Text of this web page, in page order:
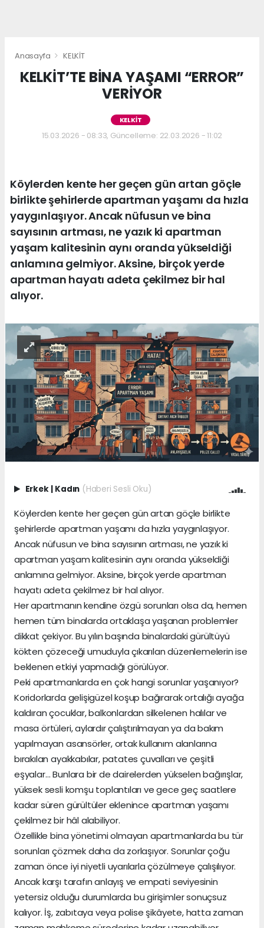
Anasayfa KELKİT
KELKİT’TE BİNA YAŞAMI “ERROR”
VERİYOR
KELKİT
15.03.2026 - 08:33, Güncelleme: 22.03.2026 - 11:02
Köylerden kente her geçen gün artan göçle
birlikte şehirlerde apartman yaşamı da hızla
yaygınlaşıyor. Ancak nüfusun ve bina
sayısının artması, ne yazık ki apartman
yaşam kalitesinin aynı oranda yükseldiği
anlamına gelmiyor. Aksine, birçok yerde
apartman hayatı adeta çekilmez bir hal
alıyor.
Erkek Kadın (Haberi Sesli Oku)
Köylerden kente her geçen gün artan göçle birlikte
şehirlerde apartman yaşamı da hızla yaygınlaşıyor.
Ancak nüfusun ve bina sayısının artması, ne yazık ki
apartman yaşam kalitesinin aynı oranda yükseldiği
anlamına gelmiyor. Aksine, birçok yerde apartman
hayatı adeta çekilmez bir hal alıyor.
Her apartmanın kendine özgü sorunları olsa da, hemen
hemen tüm binalarda ortaklaşa yaşanan problemler
dikkat çekiyor. Bu yılın başında binalardaki gürültüyü
kökten çözeceği umuduyla çıkarılan düzenlemelerin ise
beklenen etkiyi yapmadığı görülüyor.
Peki apartmanlarda en çok hangi sorunlar yaşanıyor?
Koridorlarda gelişigüzel koşup bağırarak ortalığı ayağa
kaldıran çocuklar, balkonlardan silkelenen halılar ve
masa örtüleri, aylardır çalıştırılmayan ya da bakım
yapılmayan asansörler, ortak kullanım alanlarına
bırakılan ayakkabılar, patates çuvalları ve çeşitli
eşyalar… Bunlara bir de dairelerden yükselen bağırışlar,
yüksek sesli komşu toplantıları ve gece geç saatlere
kadar süren gürültüler eklenince apartman yaşamı
çekilmez bir hâl alabiliyor.
Özellikle bina yönetimi olmayan apartmanlarda bu tür
sorunları çözmek daha da zorlaşıyor. Sorunlar çoğu
zaman önce iyi niyetli uyarılarla çözülmeye çalışılıyor.
Ancak karşı tarafın anlayış ve empati seviyesinin
yetersiz olduğu durumlarda bu girişimler sonuçsuz
kalıyor. İş, zabıtaya veya polise şikâyete, hatta zaman